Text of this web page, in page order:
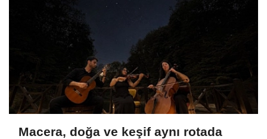
Macera, doğa ve keşif aynı rotada